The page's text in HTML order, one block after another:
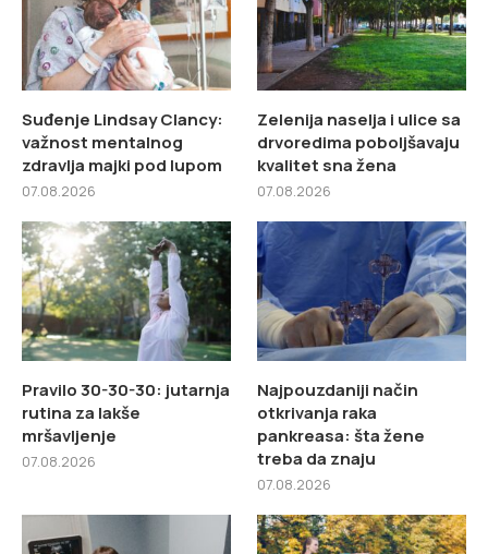
Suđenje Lindsay Clancy:
važnost mentalnog
zdravlja majki pod lupom
07.08.2026
Zelenija naselja i ulice sa
drvoredima poboljšavaju
kvalitet sna žena
07.08.2026
Pravilo 30-30-30: jutarnja
rutina za lakše
mršavljenje
07.08.2026
Najpouzdaniji način
otkrivanja raka
pankreasa: šta žene
treba da znaju
07.08.2026